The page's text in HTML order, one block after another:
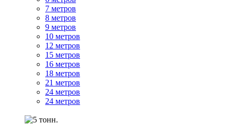
7 метров
8 метров
9 метров
10 метров
12 метров
15 метров
16 метров
18 метров
21 метров
24 метров
24 метров